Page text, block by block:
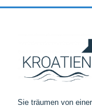
Sie träumen von